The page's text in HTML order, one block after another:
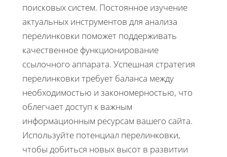
поисковых систем. Постоянное изучение
актуальных инструментов для анализа
перелинковки поможет поддерживать
качественное функционирование
ссылочного аппарата. Успешная стратегия
перелинковки требует баланса между
необходимостью и закономерностью, что
облегчает доступ к важным
информационным ресурсам вашего сайта.
Используйте потенциал перелинковки,
чтобы добиться новых высот в развитии